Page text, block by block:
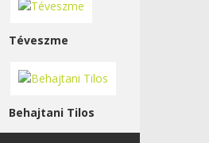
Téveszme
Behajtani Tilos